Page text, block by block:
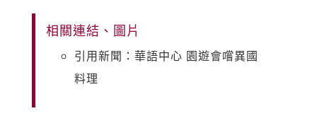
相關連結、圖片
引用新聞：華語中心 園遊會嚐異國
料理